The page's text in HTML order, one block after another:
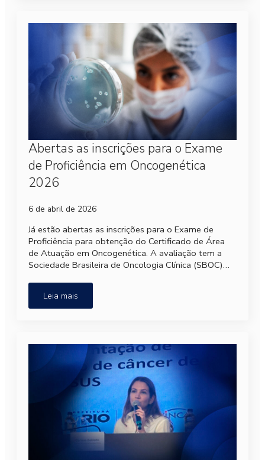
Abertas as inscrições para o Exame
de Proficiência em Oncogenética
2026
6 de abril de 2026
Já estão abertas as inscrições para o Exame de
Proficiência para obtenção do Certificado de Área
de Atuação em Oncogenética. A avaliação tem a
Sociedade Brasileira de Oncologia Clínica (SBOC)…
Leia mais